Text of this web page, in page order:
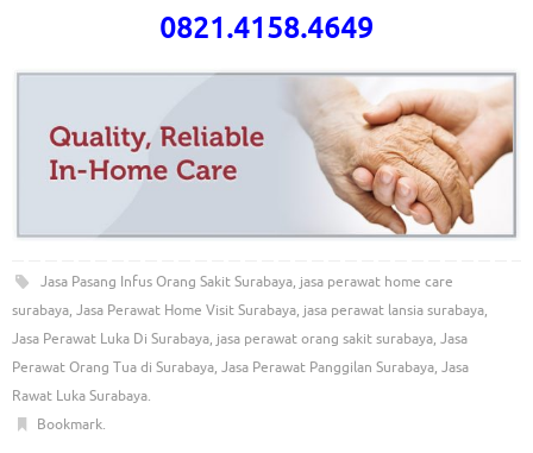
0821.4158.4649
Jasa Pasang Infus Orang Sakit Surabaya, jasa perawat home care
surabaya, Jasa Perawat Home Visit Surabaya, jasa perawat lansia surabaya,
Jasa Perawat Luka Di Surabaya, jasa perawat orang sakit surabaya, Jasa
Perawat Orang Tua di Surabaya, Jasa Perawat Panggilan Surabaya, Jasa
Rawat Luka Surabaya.
Bookmark.